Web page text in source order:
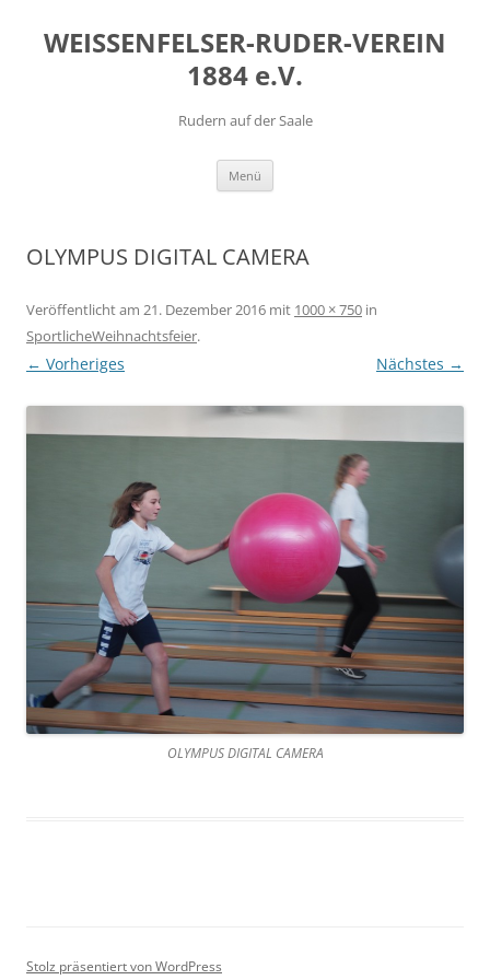
springen
WEISSENFELSER-RUDER-VEREIN
1884 e.V.
Rudern auf der Saale
Menü
OLYMPUS DIGITAL CAMERA
Veröffentlicht am 21. Dezember 2016 mit 1000 × 750 in
SportlicheWeihnachtsfeier.
← Vorheriges Nächstes →
OLYMPUS DIGITAL CAMERA
Stolz präsentiert von WordPress